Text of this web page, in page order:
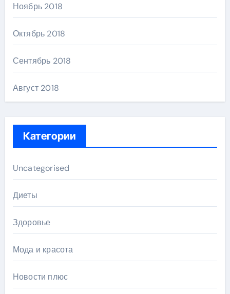
Ноябрь 2018
Октябрь 2018
Сентябрь 2018
Август 2018
Категории
Uncategorised
Диеты
Здоровье
Мода и красота
Новости плюс